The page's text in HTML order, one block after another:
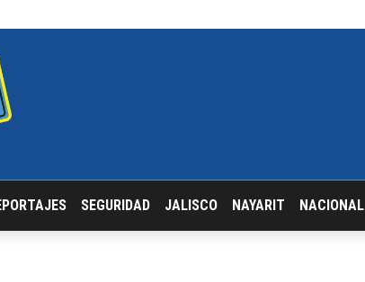
SEGURIDAD JALISCO NAYARIT NACIONAL